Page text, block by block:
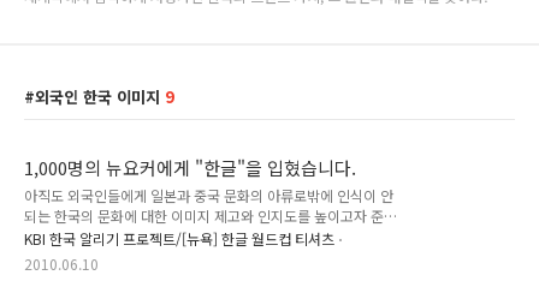
외국인 한국 이미지 9
1,000명의 뉴요커에게 "한글"을 입혔습니다.
아직도 외국인들에게 일본과 중국 문화의 아류로밖에 인식이 안
되는 한국의 문화에 대한 이미지 제고와 인지도를 높이고자 준비
했던, 너무나도 많은 분들이 고대하시던 '월드컵 한글 티셔츠"
이벤트가 햇볕이 뜨겁게 비치던 현지 시간으로 6월 8일 화요일
인 오후 1시부터 6시까지, 영화 "August Rush"의 촬영 장소로
KBI 한국 알리기 프로젝트/[뉴욕] 한글 월드컵 티셔츠
2010.06.10